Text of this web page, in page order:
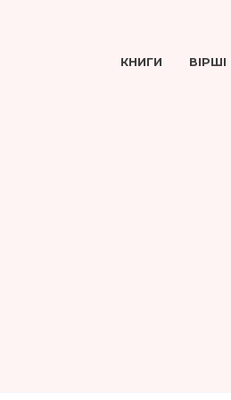
КНИГИ ВІРШІ